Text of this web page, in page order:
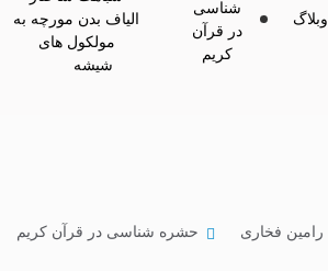
وبلاگ
شناسی
در قرآن
کریم
الیاف بدن مورچه به
مولکول های
شیشه
رامین فخاری
حشره شناسی در قرآن کریم